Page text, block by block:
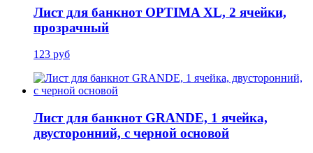
Лист для банкнот OPTIMA XL, 2 ячейки,
прозрачный
123 руб
Лист для банкнот GRANDE, 1 ячейка,
двусторонний, с черной основой